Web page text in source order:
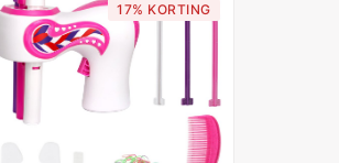
17% KORTING